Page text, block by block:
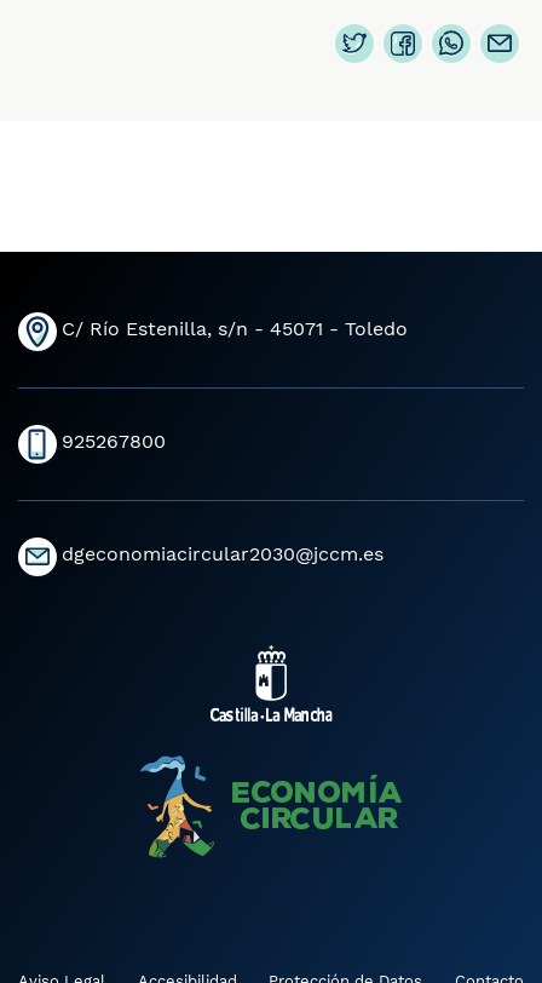
C/ Río Estenilla, s/n - 45071 - Toledo
925267800
dgeconomiacircular2030@jccm.es